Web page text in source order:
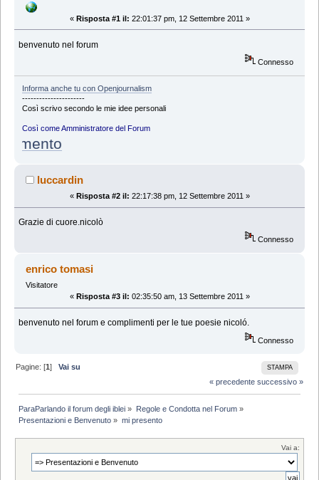
« Risposta #1 il: 22:01:37 pm, 12 Settembre 2011 »
benvenuto nel forum
Connesso
Informa anche tu con Openjournalism
----------------------
Così scrivo secondo le mie idee personali
Così come Amministratore del Forum
luccardin
« Risposta #2 il: 22:17:38 pm, 12 Settembre 2011 »
Grazie di cuore.nicolò
Connesso
enrico tomasi
Visitatore
« Risposta #3 il: 02:35:50 am, 13 Settembre 2011 »
benvenuto nel forum e complimenti per le tue poesie nicoló.
Connesso
STAMPA
Pagine: [1]Vai su
« precedente successivo »
ParaParlando il forum degli iblei » Regole e Condotta nel Forum»
Presentazioni e Benvenuto » mi presento
Vai a: